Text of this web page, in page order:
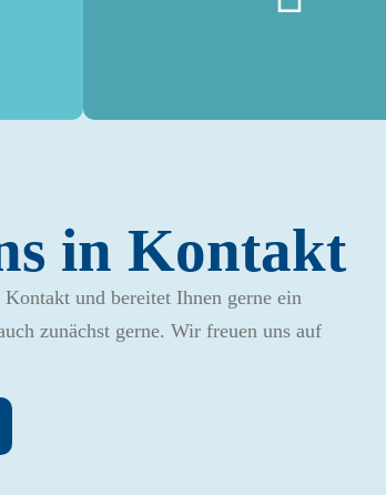
in Kontakt
und bereitet Ihnen gerne ein
zunächst gerne. Wir freuen uns auf